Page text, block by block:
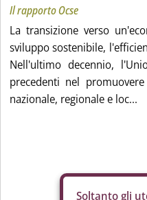
Il rapporto Ocse
La transizione verso
sviluppo sostenibile,
Nell'ultimo decennio,
precedenti nel
nazionale, regionale e loc...
Soltanto gli